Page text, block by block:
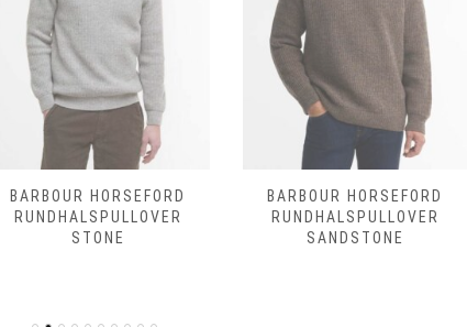
BARBOUR HORSEFORD
RUNDHALSPULLOVER
STONE
BARBOUR HORSEFORD
RUNDHALSPULLOVER
SANDSTONE